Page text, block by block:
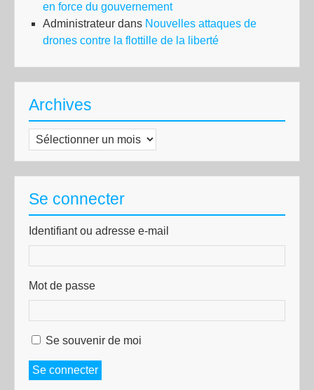
en force du gouvernement
Administrateur dans Nouvelles attaques de
drones contre la flottille de la liberté
Archives
Archives
Se connecter
Identifiant ou adresse e-mail
Mot de passe
Se souvenir de moi
Se connecter